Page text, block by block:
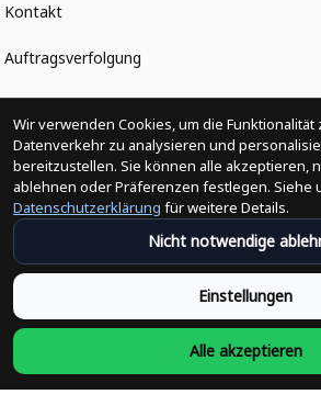
Kontakt
Auftragsverfolgung
Politiken
Änderungen der Bestellung
Versandpolitik
Rückerstattungsrichtlinie
Rückgabepolitik
Wir verwenden Cookies, um die
Datenverkehr zu analysieren und
bereitzustellen. Sie können alle akzeptieren,
ablehnen oder Präferenzen festlegen. Siehe
Datenschutzerklärung für weitere Details.
Nicht notwendige
Einstellungen
Alle akzeptieren